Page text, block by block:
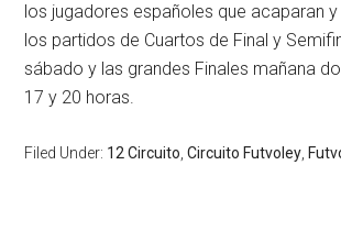
los jugadores españoles que acaparan
los partidos de Cuartos de Final y
sábado y las grandes Finales mañana
17 y 20 horas.
Filed Under: 12 Circuito ,Circuito Futvoley